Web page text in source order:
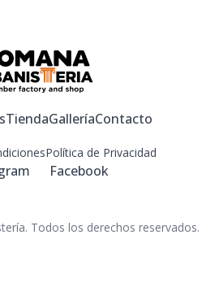
TiendaGalleríaContacto
Política de Privacidad
Facebook
Todos los derechos reservados.